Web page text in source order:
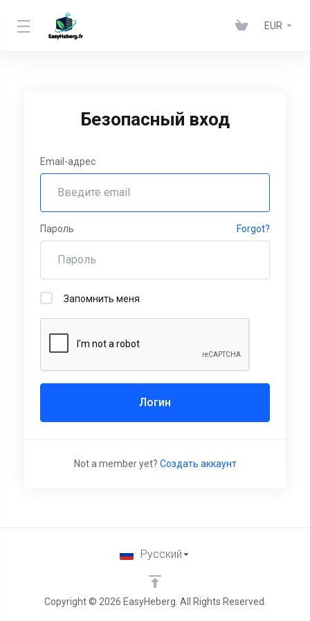
EUR
Безопасный вход
Email-адрес
Пароль Forgot?
Запомнить меня
Логин
Not a member yet? Создать аккаунт
Copyright © 2026 EasyHeberg. All Rights Reserved.
Русский